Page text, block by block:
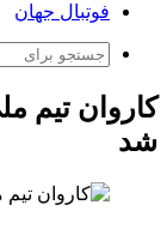
فوتبال جهان
کاروان تیم
شد